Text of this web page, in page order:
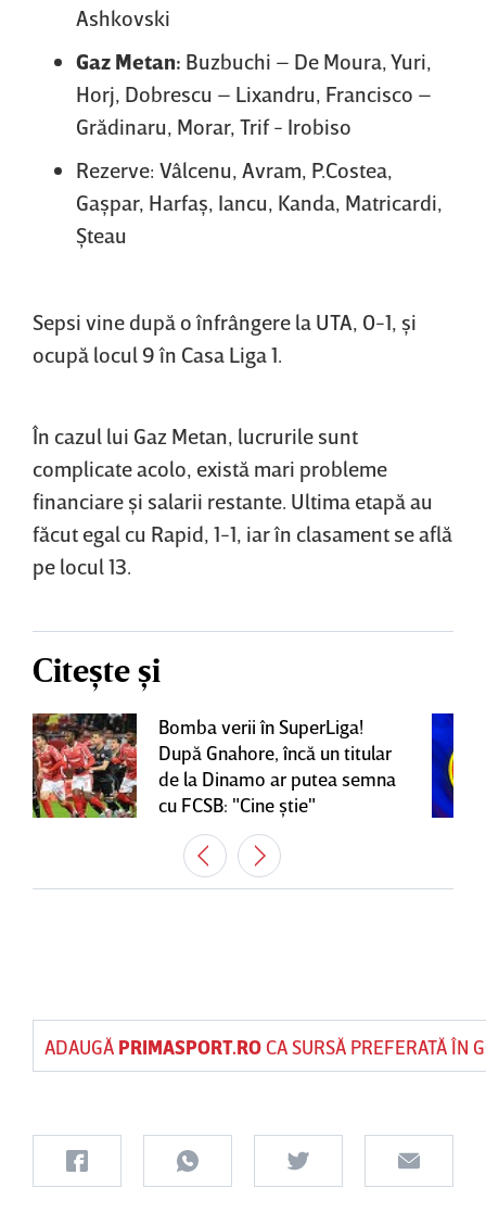
Ashkovski
Gaz Metan: Buzbuchi – De Moura, Yuri,
Horj, Dobrescu – Lixandru, Francisco –
Grădinaru, Morar, Trif - Irobiso
Rezerve: Vâlcenu, Avram, P.Costea,
Gaşpar, Harfaş, Iancu, Kanda, Matricardi,
Şteau
Sepsi vine după o înfrângere la UTA, 0-1, şi
ocupă locul 9 în Casa Liga 1.
În cazul lui Gaz Metan, lucrurile sunt
complicate acolo, există mari probleme
financiare şi salarii restante. Ultima etapă au
făcut egal cu Rapid, 1-1, iar în clasament se află
pe locul 13.
Citește și
Bomba verii în SuperLiga!
După Gnahore, încă un titular
de la Dinamo ar putea semna
cu FCSB: "Cine ştie"
ADAUGĂ PRIMASPORT.ROCA SURSĂ PREFERATĂ ÎN